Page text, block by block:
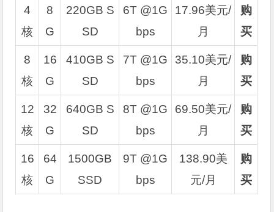
4
核
8
G
220GB S
SD
6T @1G
bps
17.96美元/
月
购
买
8
核
16
G
410GB S
SD
7T @1G
bps
35.10美元/
月
购
买
12
核
32
G
640GB S
SD
8T @1G
bps
69.50美元/
月
购
买
16
核
64
G
1500GB
SSD
9T @1G
bps
138.90美
元/月
购
买